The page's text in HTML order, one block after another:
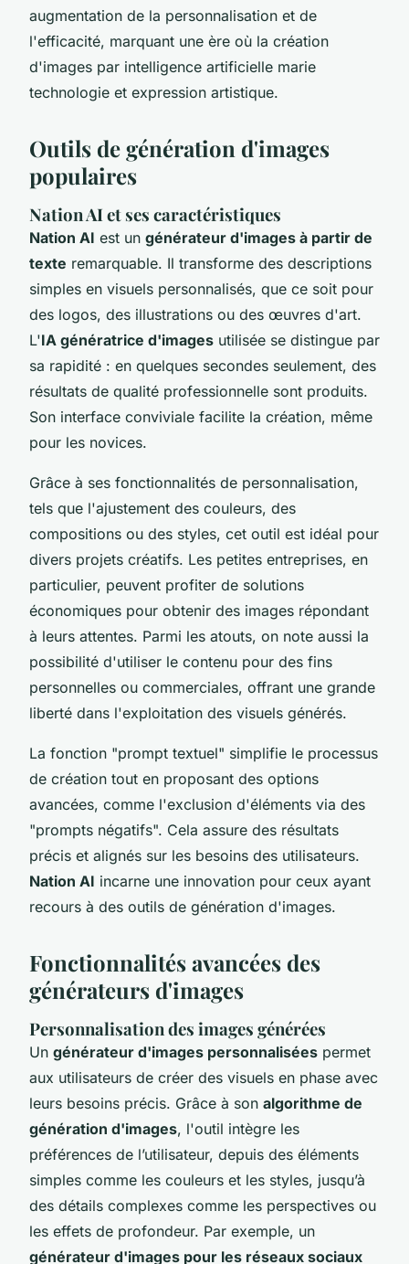
augmentation de la personnalisation et de
l'efficacité, marquant une ère où la création
d'images par intelligence artificielle marie
technologie et expression artistique.
Outils de génération d'images
populaires
Nation AI et ses caractéristiques
Nation AI est un générateur d'images à partir de
texte remarquable. Il transforme des descriptions
simples en visuels personnalisés, que ce soit pour
des logos, des illustrations ou des œuvres d'art.
L'IA génératrice d'images utilisée se distingue par
sa rapidité : en quelques secondes seulement, des
résultats de qualité professionnelle sont produits.
Son interface conviviale facilite la création, même
pour les novices.
Grâce à ses fonctionnalités de personnalisation,
tels que l'ajustement des couleurs, des
compositions ou des styles, cet outil est idéal pour
divers projets créatifs. Les petites entreprises, en
particulier, peuvent profiter de solutions
économiques pour obtenir des images répondant
à leurs attentes. Parmi les atouts, on note aussi la
possibilité d'utiliser le contenu pour des fins
personnelles ou commerciales, offrant une grande
liberté dans l'exploitation des visuels générés.
La fonction "prompt textuel" simplifie le processus
de création tout en proposant des options
avancées, comme l'exclusion d'éléments via des
"prompts négatifs". Cela assure des résultats
précis et alignés sur les besoins des utilisateurs.
Nation AI incarne une innovation pour ceux ayant
recours à des outils de génération d'images.
Fonctionnalités avancées des
générateurs d'images
Personnalisation des images générées
Un générateur d'images personnalisées permet
aux utilisateurs de créer des visuels en phase avec
leurs besoins précis. Grâce à son algorithme de
génération d'images, l'outil intègre les
préférences de l’utilisateur, depuis des éléments
simples comme les couleurs et les styles, jusqu’à
des détails complexes comme les perspectives ou
les effets de profondeur. Par exemple, un
générateur d'images pour les réseaux sociaux